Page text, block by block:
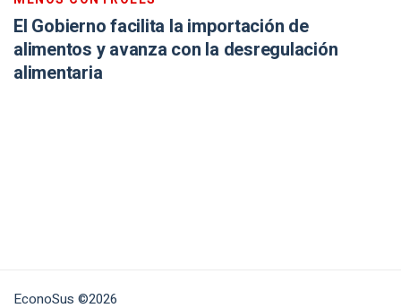
El Gobierno facilita la importación de
alimentos y avanza con la desregulación
alimentaria
EconoSus ©2026